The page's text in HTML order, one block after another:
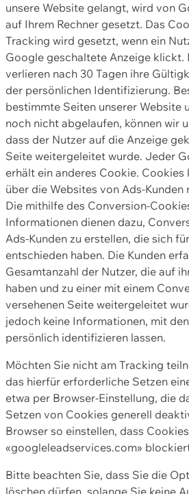
unsere Website gelangt, wird von
auf Ihrem Rechner gesetzt. Das
Tracking wird gesetzt, wenn ein
Google geschaltete Anzeige klickt.
verlieren nach 30 Tagen ihre
der persönlichen Identifizierung.
bestimmte Seiten unserer Website
noch nicht abgelaufen, können wir
dass der Nutzer auf die Anzeige
Seite weitergeleitet wurde. Jeder
erhält ein anderes Cookie.
über die Websites von Ads-
Die mithilfe des Conversion-
Informationen dienen dazu,
Ads-Kunden zu erstellen, die sich
entschieden haben. Die Kunden
Gesamtanzahl der Nutzer, die auf
haben und zu einer mit einem
versehenen Seite weitergeleitet
jedoch keine Informationen, mit
persönlich identifizieren lassen.
Möchten Sie nicht am Tracking
das hierfür erforderliche Setzen
etwa per Browser-Einstellung, die
Setzen von Cookies generell
Browser so einstellen, dass
«googleleadservices.com»
Bitte beachten Sie, dass Sie die